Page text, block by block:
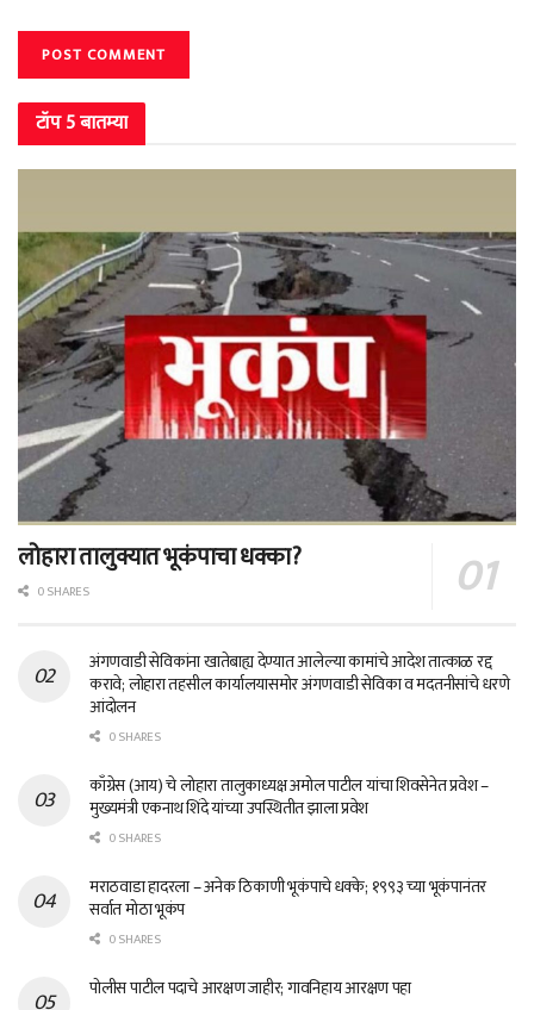
टॉप 5 बातम्या
लोहारा तालुक्यात भूकंपाचा धक्का?
0 SHARES
अंगणवाडी सेविकांना खातेबाह्य देण्यात आलेल्या कामांचे आदेश तात्काळ रद्द
करावे; लोहारा तहसील कार्यालयासमोर अंगणवाडी सेविका व मदतनीसांचे धरणे
आंदोलन
0 SHARES
काँग्रेस (आय) चे लोहारा तालुकाध्यक्ष अमोल पाटील यांचा शिवसेनेत प्रवेश –
मुख्यमंत्री एकनाथ शिंदे यांच्या उपस्थितीत झाला प्रवेश
0 SHARES
मराठवाडा हादरला – अनेक ठिकाणी भूकंपाचे धक्के; १९९३ च्या भूकंपानंतर
सर्वात मोठा भूकंप
0 SHARES
पोलीस पाटील पदाचे आरक्षण जाहीर; गावनिहाय आरक्षण पहा